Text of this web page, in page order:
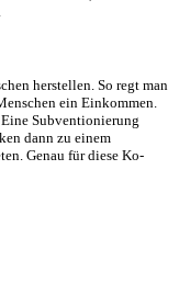
herstellen. So regt man
ein Einkommen.
Subventionierung
dann zu einem
Genau für diese Ko-